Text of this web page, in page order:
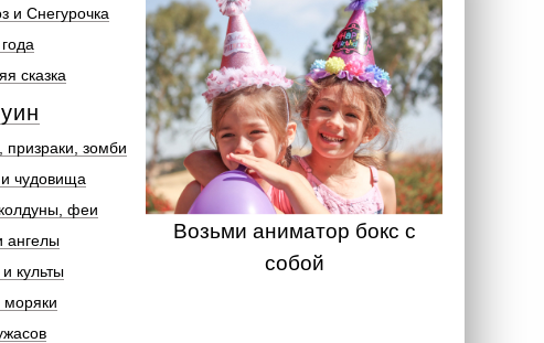
зомби
чудовища
феи
ангелы
культы
и Снегурочка
сказка
Возьми аниматор бокс с
собой